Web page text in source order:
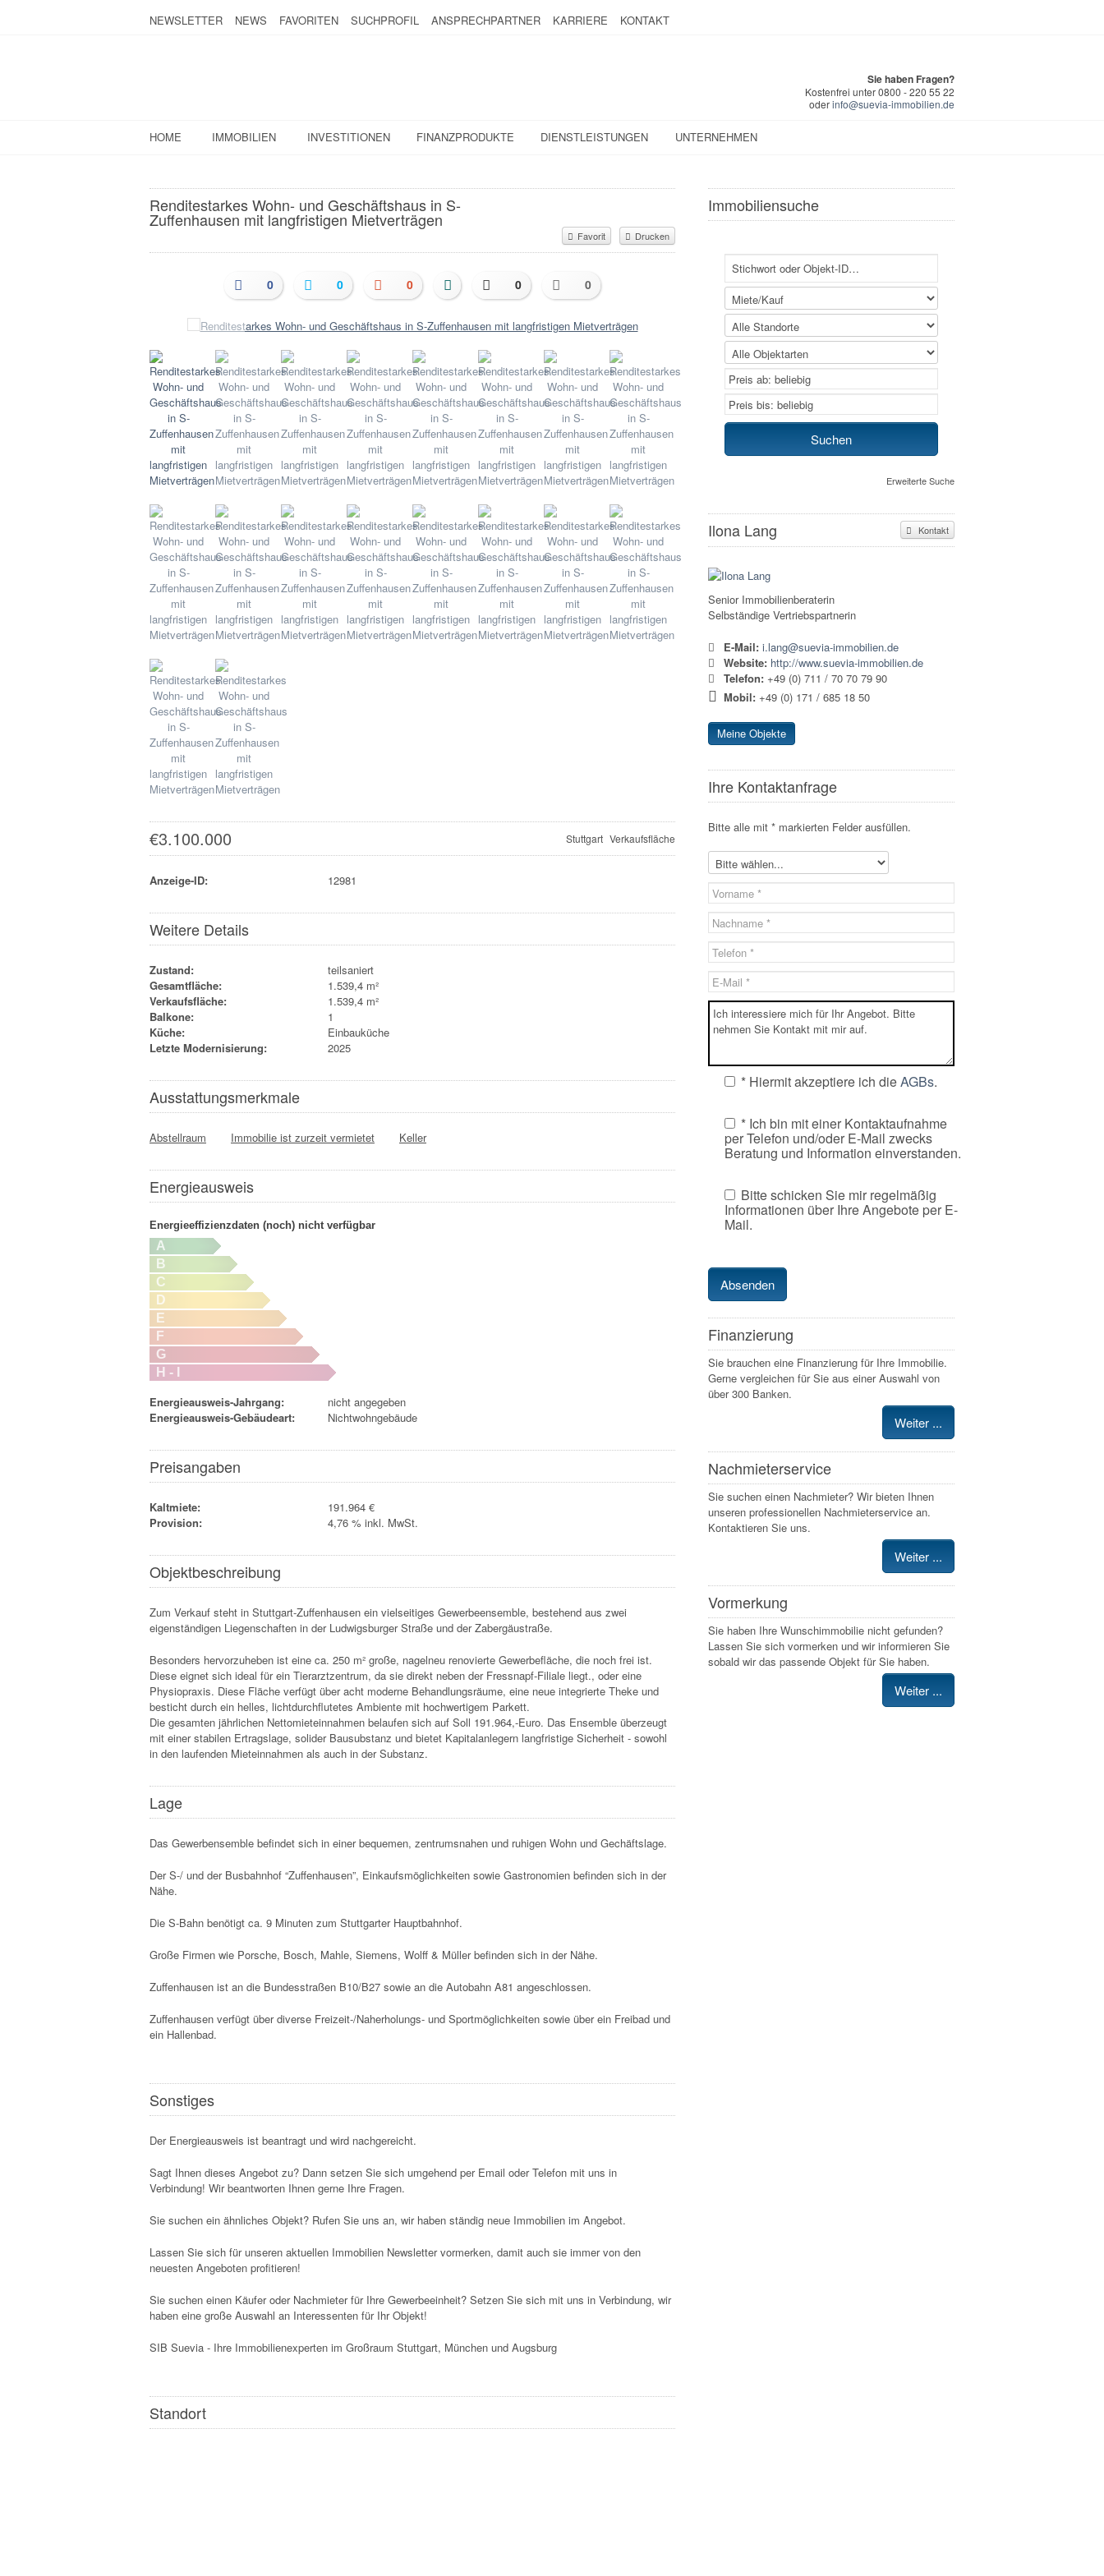
NEWSLETTER NEWS FAVORITEN SUCHPROFIL ANSPRECHPARTNER KARRIERE KONTAKT
Sie haben Fragen?
Kostenfrei unter 0800 - 220 55 22
oderinfo@suevia-immobilien.de
HOME IMMOBILIEN INVESTITIONEN FINANZPRODUKTE DIENSTLEISTUNGEN UNTERNEHMEN
Renditestarkes Wohn- und Geschäftshaus in S-
Zuffenhausen mit langfristigen Mietverträgen
Favorit Drucken
0 0 0 0 0
€3.100.000 Stuttgart Verkaufsfläche
Anzeige-ID: 12981
Weitere Details
Zustand:
teilsaniert
Gesamtfläche:
1.539,4 m²
Verkaufsfläche:
1.539,4 m²
Balkone:
1
Küche:
Einbauküche
Letzte Modernisierung:
2025
Ausstattungsmerkmale
Abstellraum Immobilie ist zurzeit vermietet Keller
Energieausweis
Energieeffizienzdaten (noch) nicht verfügbar
A
B
C
D
E
F
G
H - I
Energieausweis-Jahrgang:
nicht angegeben
Energieausweis-Gebäudeart:
Nichtwohngebäude
Preisangaben
Kaltmiete:
191.964 €
Provision:
4,76 % inkl. MwSt.
Objektbeschreibung
Zum Verkauf steht in Stuttgart-Zuffenhausen ein vielseitiges Gewerbeensemble, bestehend aus zwei
eigenständigen Liegenschaften in der Ludwigsburger Straße und der Zabergäustraße.
Besonders hervorzuheben ist eine ca. 250 m² große, nagelneu renovierte Gewerbefläche, die noch frei ist.
Diese eignet sich ideal für ein Tierarztzentrum, da sie direkt neben der Fressnapf-Filiale liegt., oder eine
Physiopraxis. Diese Fläche verfügt über acht moderne Behandlungsräume, eine neue integrierte Theke und
besticht durch ein helles, lichtdurchflutetes Ambiente mit hochwertigem Parkett.
Die gesamten jährlichen Nettomieteinnahmen belaufen sich auf Soll 191.964,-Euro. Das Ensemble überzeugt
mit einer stabilen Ertragslage, solider Bausubstanz und bietet Kapitalanlegern langfristige Sicherheit - sowohl
in den laufenden Mieteinnahmen als auch in der Substanz.
Lage
Das Gewerbensemble befindet sich in einer bequemen, zentrumsnahen und ruhigen Wohn und Gechäftslage.
Der S-/ und der Busbahnhof “Zuffenhausen”, Einkaufsmöglichkeiten sowie Gastronomien befinden sich in der
Nähe.
Die S-Bahn benötigt ca. 9 Minuten zum Stuttgarter Hauptbahnhof.
Große Firmen wie Porsche, Bosch, Mahle, Siemens, Wolff & Müller befinden sich in der Nähe.
Zuffenhausen ist an die Bundesstraßen B10/B27 sowie an die Autobahn A81 angeschlossen.
Zuffenhausen verfügt über diverse Freizeit-/Naherholungs- und Sportmöglichkeiten sowie über ein Freibad und
ein Hallenbad.
Sonstiges
Der Energieausweis ist beantragt und wird nachgereicht.
Sagt Ihnen dieses Angebot zu? Dann setzen Sie sich umgehend per Email oder Telefon mit uns in
Verbindung! Wir beantworten Ihnen gerne Ihre Fragen.
Sie suchen ein ähnliches Objekt? Rufen Sie uns an, wir haben ständig neue Immobilien im Angebot.
Lassen Sie sich für unseren aktuellen Immobilien Newsletter vormerken, damit auch sie immer von den
neuesten Angeboten profitieren!
Sie suchen einen Käufer oder Nachmieter für Ihre Gewerbeeinheit? Setzen Sie sich mit uns in Verbindung, wir
haben eine große Auswahl an Interessenten für Ihr Objekt!
SIB Suevia - Ihre Immobilienexperten im Großraum Stuttgart, München und Augsburg
Standort
Immobiliensuche
Erweiterte Suche
Ilona Lang Kontakt
Senior Immobilienberaterin
Selbständige Vertriebspartnerin
E-Mail: i.lang@suevia-immobilien.de
Website: http://www.suevia-immobilien.de
Telefon: +49 (0) 711 / 70 70 79 90
Mobil: +49 (0) 171 / 685 18 50
Meine Objekte
Ihre Kontaktanfrage
Bitte alle mit * markierten Felder ausfüllen.
* Hiermit akzeptiere ich dieAGBs.
* Ich bin mit einer Kontaktaufnahme
per Telefon und/oder E-Mail zwecks
Beratung und Information einverstanden.
Bitte schicken Sie mir regelmäßig
Informationen über Ihre Angebote per E-
Mail.
Finanzierung
Sie brauchen eine Finanzierung für Ihre Immobilie.
Gerne vergleichen für Sie aus einer Auswahl von
über 300 Banken.
Weiter ...
Nachmieterservice
Sie suchen einen Nachmieter? Wir bieten Ihnen
unseren professionellen Nachmieterservice an.
Kontaktieren Sie uns.
Weiter ...
Vormerkung
Sie haben Ihre Wunschimmobilie nicht gefunden?
Lassen Sie sich vormerken und wir informieren Sie
sobald wir das passende Objekt für Sie haben.
Weiter ...